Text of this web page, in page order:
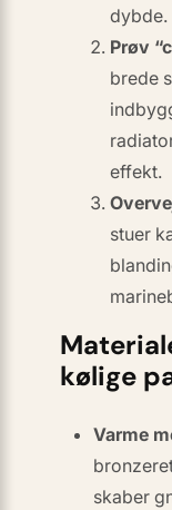
dybde.
Prøv
brede
effekt.
stuer
kølige
Varme
skaber